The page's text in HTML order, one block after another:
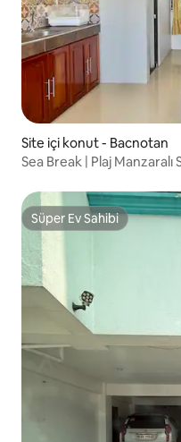
Site içi konut - Bacnotan
Sea Break | Plaj
Süper Ev Sahibi
Süper Ev Sahibi